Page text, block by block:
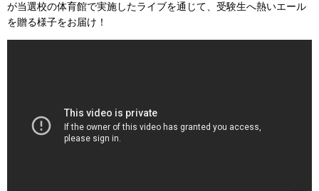
が当選校の体育館で実施したライブを通じて、受験生へ熱いエール
を贈る様子をお届け！